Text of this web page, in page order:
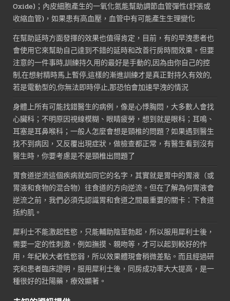
Oxide)；內皮細胞產生的一氧化氮能幫助調節血管彈性(舒張或
收縮血管)，如果患有高血壓，血管中有可能產生生理變化
在幫助延時方面發揮的效果也值得肯定，目前，有的早洩患者也
會使用它來幫助自己達到不錯的延時和改善行房時間效果。但要
注意的一件事時,訓練持久用的最好是手動的,因為由你自己的控
制,在想射精時馬上暫停,這樣的漸進訓練才是真正對持久有效的,
若是電動型的,你無法即時停止,那恐怕會加速早洩的情況
身體上所有可能找錯醫生的病例，像是心悸胸悶，大多數人會找
心臟科；不明原因視線模糊、眼睛疲勞，想到就是眼科；耳鳴、
耳塞是耳鼻喉科；一般人怎麼會想是頸椎的問題？如果遇到醫生
找不到病因，又反覆出現症狀，做檢查都正常，有醫生看到沒有
醫生時，你要考慮是不是頸椎出問題了
胃食道逆流這個疾病就如同它的名字，其實就是胃中的胃液（或
胃液和食物的混合物）往食道的方向逆流。但在了解為何胃液會
逆流之前，我們必須先認識胃和食道之間最重要的關卡：下食道
括約肌。
犀利士不能激起性慾，只能輔助陰莖勃起，所以服用犀利士後，
需要一定的性刺激，例如撫摸、親吻等，才可以起到較好的作
用，年紀較大者性慾弱，所以效果體現會稍微差點。而且經過研
究和患者臨床證明，服用犀利士後，同房成功率大大提高，是一
種很好的壯陽藥，療效顯著。